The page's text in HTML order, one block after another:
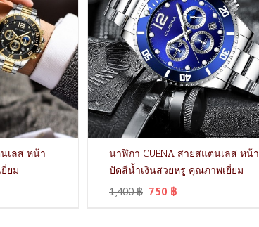
เลส หน้า
ยม
นาฬิกา CUENA สายสแตนเลส หน้า
ปัดสีน้ำเงินสวยหรู คุณภาพเยี่ยม
1,400฿ 750 ฿